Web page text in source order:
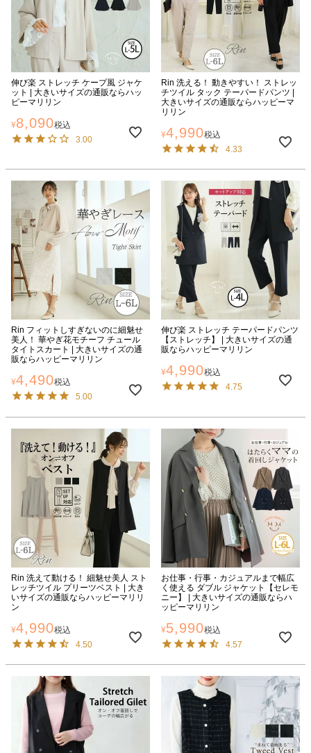
伸び楽 ストレッチ ケープ風 ジャケ
ット | 大きいサイズの通販ならハッ
ピーマリリン
¥8,090税込
3.00
Rin 洗える！ 動きやすい！ ストレッ
チツイル タック テーパードパンツ |
大きいサイズの通販ならハッピーマ
リリン
¥4,990税込
4.33
Rin フィットしすぎないのに細魅せ
美人！ 華やぎ花モチーフ チュール
タイトスカート | 大きいサイズの通
販ならハッピーマリリン
¥4,490税込
5.00
伸び楽 ストレッチ テーパードパンツ
【ストレッチ】 | 大きいサイズの通
販ならハッピーマリリン
¥4,990税込
4.75
Rin 洗えて動ける！ 細魅せ美人 スト
レッチツイル プリーツベスト | 大き
いサイズの通販ならハッピーマリリ
ン
¥4,990税込
4.50
お仕事・行事・カジュアルまで幅広
く使える ダブル ジャケット【セレモ
ニー】 | 大きいサイズの通販ならハ
ッピーマリリン
¥5,990税込
4.57